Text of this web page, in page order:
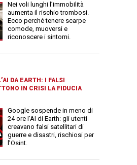
Nei voli lunghi l’immobilità
aumenta il rischio trombosi.
Ecco perché tenere scarpe
comode, muoversi e
riconoscere i sintomi.
DA EARTH: I FALSI
IN CRISI LA FIDUCIA
Google sospende in meno di
24 ore l’AI di Earth: gli utenti
creavano falsi satellitari di
guerre e disastri, rischiosi per
l’Osint.